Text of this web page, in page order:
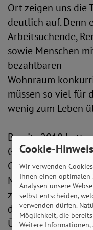
Ort zeigen uns die
deutlich auf. Denn
Arbeitsuchende,
sowie Menschen
bezahlbaren
Wohnraum
müssen so viel für
wenig zum Leben
Bereits 2018 hatte
Gutachten in
Gutachten
Mietbelastung,
zeigt auf, wen die
dem
Überall!“ hat sich
Cookie-
Wir verwenden
Ihnen einen optimalen
Analysen unsere
selbst entscheiden,
verwenden dürfen.
Möglichkeit, die
Weitere